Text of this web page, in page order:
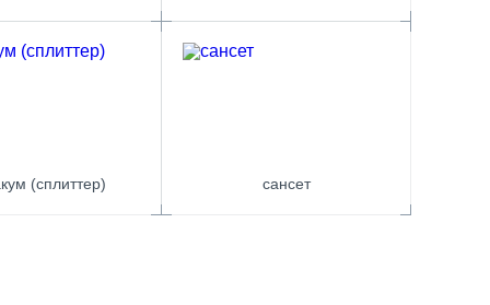
(сплиттер) сансет